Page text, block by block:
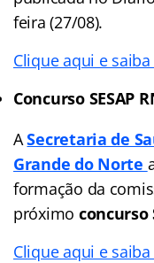
feira (27/08).
Clique aqui e
Concurso SESAP
ASecretaria de
Grande do Norte
formação da
próximo concurso
Clique aqui e